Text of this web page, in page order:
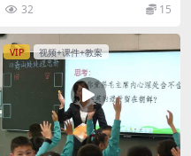
32 15
VIP 视频+课件+教案